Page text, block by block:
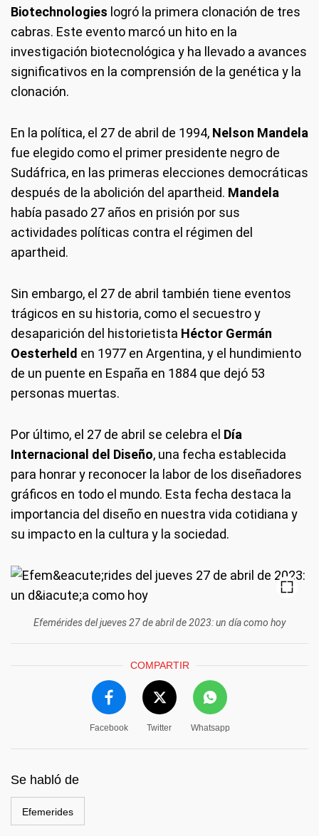
Biotechnologies logró la primera clonación de tres
cabras. Este evento marcó un hito en la
investigación biotecnológica y ha llevado a avances
significativos en la comprensión de la genética y la
clonación.
En la política, el 27 de abril de 1994, Nelson Mandela
fue elegido como el primer presidente negro de
Sudáfrica, en las primeras elecciones democráticas
después de la abolición del apartheid. Mandela
había pasado 27 años en prisión por sus
actividades políticas contra el régimen del
apartheid.
Sin embargo, el 27 de abril también tiene eventos
trágicos en su historia, como el secuestro y
desaparición del historietista Héctor Germán
Oesterheld en 1977 en Argentina, y el hundimiento
de un puente en España en 1884 que dejó 53
personas muertas.
Por último, el 27 de abril se celebra el Día
Internacional del Diseño, una fecha establecida
para honrar y reconocer la labor de los diseñadores
gráficos en todo el mundo. Esta fecha destaca la
importancia del diseño en nuestra vida cotidiana y
su impacto en la cultura y la sociedad.
Efemérides del jueves 27 de abril de 2023: un día como hoy
COMPARTIR
Facebook Twitter Whatsapp
Se habló de
Efemerides